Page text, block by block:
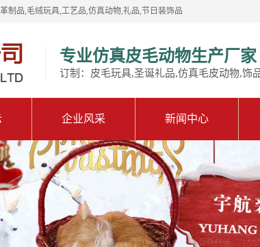
制品,毛绒玩具,工艺品,仿真动物,礼品,节日装饰品
专业仿真皮毛动物生产厂家
订制：皮毛玩具,圣诞礼品,仿真毛皮动物,饰
企业风采 新闻中心